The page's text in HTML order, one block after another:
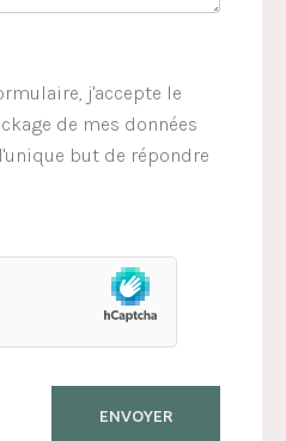
j'accepte le
de mes données
but de répondre